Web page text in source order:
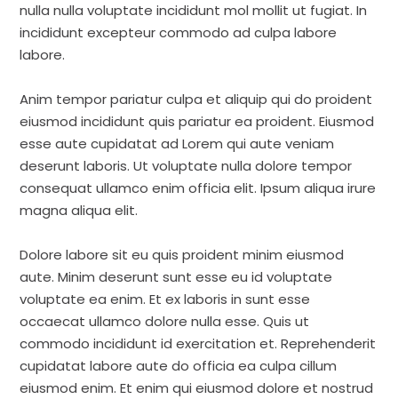
nulla nulla voluptate incididunt mol mollit ut fugiat. In
incididunt excepteur commodo ad culpa labore
labore.
Anim tempor pariatur culpa et aliquip qui do proident
eiusmod incididunt quis pariatur ea proident. Eiusmod
esse aute cupidatat ad Lorem qui aute veniam
deserunt laboris. Ut voluptate nulla dolore tempor
consequat ullamco enim officia elit. Ipsum aliqua irure
magna aliqua elit.
Dolore labore sit eu quis proident minim eiusmod
aute. Minim deserunt sunt esse eu id voluptate
voluptate ea enim. Et ex laboris in sunt esse
occaecat ullamco dolore nulla esse. Quis ut
commodo incididunt id exercitation et. Reprehenderit
cupidatat labore aute do officia ea culpa cillum
eiusmod enim. Et enim qui eiusmod dolore et nostrud